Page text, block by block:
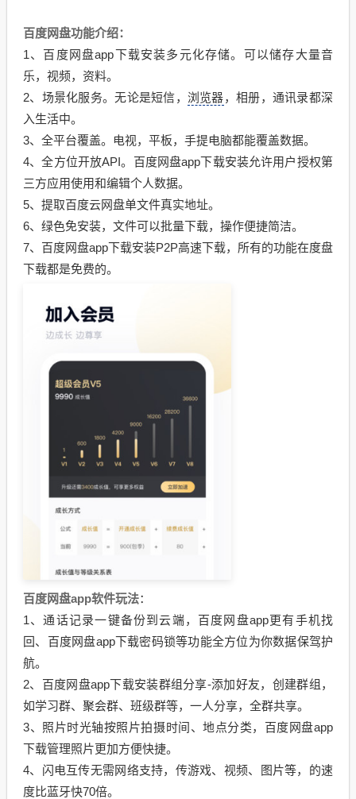
百度网盘功能介绍：
1、百度网盘app下载安装多元化存储。可以储存大量音
乐，视频，资料。
2、场景化服务。无论是短信， 浏览器，相册，通讯录都深
入生活中。
3、全平台覆盖。电视，平板，手提电脑都能覆盖数据。
4、全方位开放API。百度网盘app下载安装允许用户授权第
三方应用使用和编辑个人数据。
5、提取百度云网盘单文件真实地址。
6、绿色免安装，文件可以批量下载，操作便捷简洁。
7、百度网盘app下载安装P2P高速下载，所有的功能在度盘
下载都是免费的。
百度网盘app软件玩法：
1、通话记录一键备份到云端，百度网盘app更有手机找
回、百度网盘app下载密码锁等功能全方位为你数据保驾护
航。
2、百度网盘app下载安装群组分享-添加好友，创建群组，
如学习群、聚会群、班级群等，一人分享，全群共享。
3、照片时光轴按照片拍摄时间、地点分类，百度网盘app
下载管理照片更加方便快捷。
4、闪电互传无需网络支持，传游戏、视频、图片等，的速
度比蓝牙快70倍。